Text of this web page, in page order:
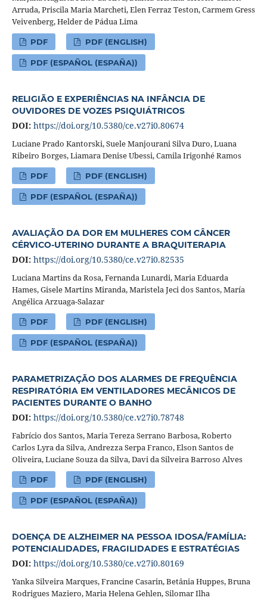
Arruda, Priscila Maria Marcheti, Elen Ferraz Teston, Carmem Gress
Veivenberg, Helder de Pádua Lima
PDF PDF (ENGLISH)
PDF (ESPAÑOL (ESPAÑA))
RELIGIÃO E EXPERIÊNCIAS NA INFÂNCIA DE
OUVIDORES DE VOZES PSIQUIÁTRICOS
DOI: https://doi.org/10.5380/ce.v27i0.80674
Luciane Prado Kantorski, Suele Manjourani Silva Duro, Luana
Ribeiro Borges, Liamara Denise Ubessi‬, Camila Irigonhé Ramos
PDF PDF (ENGLISH)
PDF (ESPAÑOL (ESPAÑA))
AVALIAÇÃO DA DOR EM MULHERES COM CÂNCER
CÉRVICO-UTERINO DURANTE A BRAQUITERAPIA
DOI: https://doi.org/10.5380/ce.v27i0.82535
Luciana Martins da Rosa, Fernanda Lunardi, Maria Eduarda
Hames, Gisele Martins Miranda, Maristela Jeci dos Santos, María
Angélica Arzuaga-Salazar
PDF PDF (ENGLISH)
PDF (ESPAÑOL (ESPAÑA))
PARAMETRIZAÇÃO DOS ALARMES DE FREQUÊNCIA
RESPIRATÓRIA EM VENTILADORES MECÂNICOS DE
PACIENTES DURANTE O BANHO
DOI: https://doi.org/10.5380/ce.v27i0.78748
Fabrício dos Santos, Maria Tereza Serrano Barbosa, Roberto
Carlos Lyra da Silva, Andrezza Serpa Franco, Elson Santos de
Oliveira, Luciane Souza da Silva, Davi da Silveira Barroso Alves
PDF PDF (ENGLISH)
PDF (ESPAÑOL (ESPAÑA))
DOENÇA DE ALZHEIMER NA PESSOA IDOSA/FAMÍLIA:
POTENCIALIDADES, FRAGILIDADES E ESTRATÉGIAS
DOI: https://doi.org/10.5380/ce.v27i0.80169
Yanka Silveira Marques, Francine Casarin, Betânia Huppes, Bruna
Rodrigues Maziero, Maria Helena Gehlen, Silomar Ilha